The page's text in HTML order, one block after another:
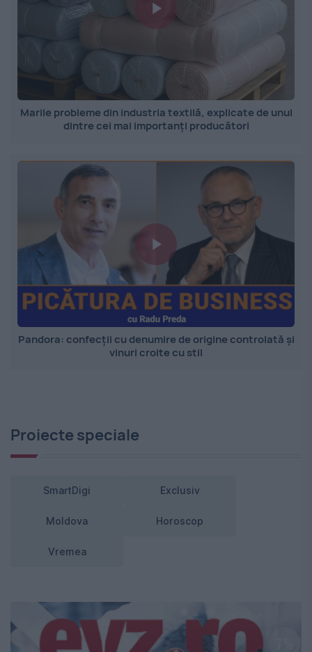
Marile probleme din industria textilă, explicate de unul
dintre cei mai importanți producători
Pandora: confecții cu denumire de origine controlată și
vinuri croite cu stil
Proiecte speciale
SmartDigi Exclusiv
Moldova Horoscop
Vremea